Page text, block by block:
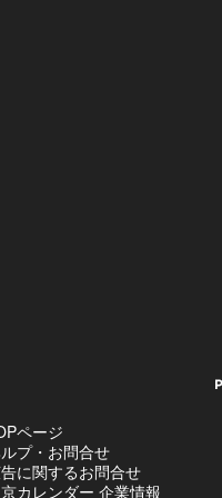
ページ
プ・お問合せ
に関するお問合せ
カレンダー 企業情報